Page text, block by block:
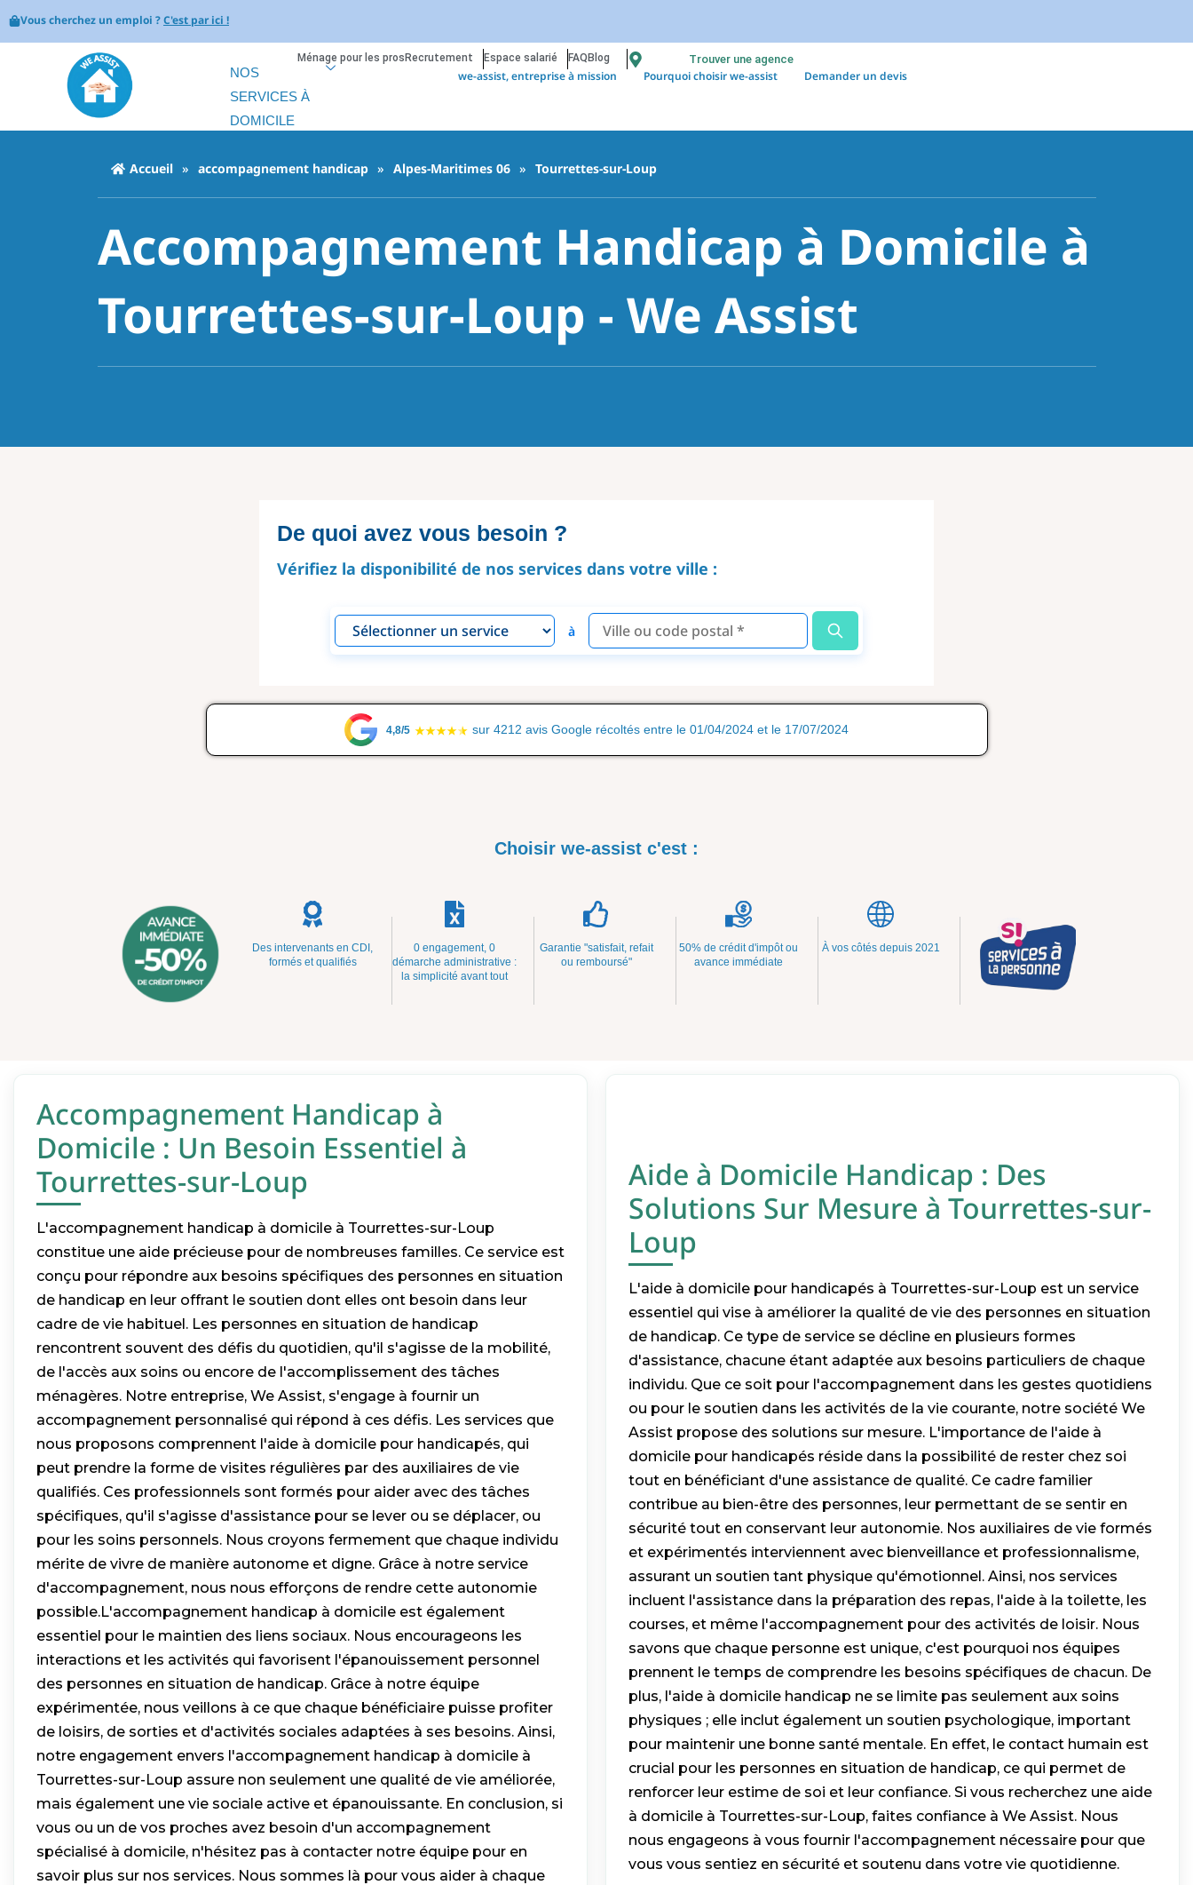
Vous cherchez un emploi ?C'est par ici !
Ménage pour les pros Recrutement Espace salarié FAQ Blog Trouver une agence
NOS
SERVICES À
DOMICILE
we-assist, entreprise à mission Pourquoi choisir we-assist Demander un devis
Accueil » accompagnement handicap » Alpes-Maritimes 06 » Tourrettes-sur-Loup
Accompagnement Handicap à Domicile à
Tourrettes-sur-Loup - We Assist
De quoi avez vous besoin ?
Vérifiez la disponibilité de nos services dans votre ville :
à
4,8/5 sur 4212 avis Google récoltés entre le 01/04/2024 et le 17/07/2024
Choisir we-assist c'est :
Des intervenants en CDI,
formés et qualifiés
0 engagement, 0
démarche administrative :
la simplicité avant tout
Garantie "satisfait, refait
ou remboursé"
50% de crédit d'impôt ou
avance immédiate
À vos côtés depuis 2021
Accompagnement Handicap à
Domicile : Un Besoin Essentiel à
Tourrettes-sur-Loup
L'accompagnement handicap à domicile à Tourrettes-sur-Loup
constitue une aide précieuse pour de nombreuses familles. Ce service est
conçu pour répondre aux besoins spécifiques des personnes en situation
de handicap en leur offrant le soutien dont elles ont besoin dans leur
cadre de vie habituel. Les personnes en situation de handicap
rencontrent souvent des défis du quotidien, qu'il s'agisse de la mobilité,
de l'accès aux soins ou encore de l'accomplissement des tâches
ménagères. Notre entreprise, We Assist, s'engage à fournir un
accompagnement personnalisé qui répond à ces défis. Les services que
nous proposons comprennent l'aide à domicile pour handicapés, qui
peut prendre la forme de visites régulières par des auxiliaires de vie
qualifiés. Ces professionnels sont formés pour aider avec des tâches
spécifiques, qu'il s'agisse d'assistance pour se lever ou se déplacer, ou
pour les soins personnels. Nous croyons fermement que chaque individu
mérite de vivre de manière autonome et digne. Grâce à notre service
d'accompagnement, nous nous efforçons de rendre cette autonomie
possible.L'accompagnement handicap à domicile est également
essentiel pour le maintien des liens sociaux. Nous encourageons les
interactions et les activités qui favorisent l'épanouissement personnel
des personnes en situation de handicap. Grâce à notre équipe
expérimentée, nous veillons à ce que chaque bénéficiaire puisse profiter
de loisirs, de sorties et d'activités sociales adaptées à ses besoins. Ainsi,
notre engagement envers l'accompagnement handicap à domicile à
Tourrettes-sur-Loup assure non seulement une qualité de vie améliorée,
mais également une vie sociale active et épanouissante. En conclusion, si
vous ou un de vos proches avez besoin d'un accompagnement
spécialisé à domicile, n'hésitez pas à contacter notre équipe pour en
savoir plus sur nos services. Nous sommes là pour vous aider à chaque
Aide à Domicile Handicap : Des
Solutions Sur Mesure à Tourrettes-sur-
Loup
L'aide à domicile pour handicapés à Tourrettes-sur-Loup est un service
essentiel qui vise à améliorer la qualité de vie des personnes en situation
de handicap. Ce type de service se décline en plusieurs formes
d'assistance, chacune étant adaptée aux besoins particuliers de chaque
individu. Que ce soit pour l'accompagnement dans les gestes quotidiens
ou pour le soutien dans les activités de la vie courante, notre société We
Assist propose des solutions sur mesure. L'importance de l'aide à
domicile pour handicapés réside dans la possibilité de rester chez soi
tout en bénéficiant d'une assistance de qualité. Ce cadre familier
contribue au bien-être des personnes, leur permettant de se sentir en
sécurité tout en conservant leur autonomie. Nos auxiliaires de vie formés
et expérimentés interviennent avec bienveillance et professionnalisme,
assurant un soutien tant physique qu'émotionnel. Ainsi, nos services
incluent l'assistance dans la préparation des repas, l'aide à la toilette, les
courses, et même l'accompagnement pour des activités de loisir. Nous
savons que chaque personne est unique, c'est pourquoi nos équipes
prennent le temps de comprendre les besoins spécifiques de chacun. De
plus, l'aide à domicile handicap ne se limite pas seulement aux soins
physiques ; elle inclut également un soutien psychologique, important
pour maintenir une bonne santé mentale. En effet, le contact humain est
crucial pour les personnes en situation de handicap, ce qui permet de
renforcer leur estime de soi et leur confiance. Si vous recherchez une aide
à domicile à Tourrettes-sur-Loup, faites confiance à We Assist. Nous
nous engageons à vous fournir l'accompagnement nécessaire pour que
vous vous sentiez en sécurité et soutenu dans votre vie quotidienne.